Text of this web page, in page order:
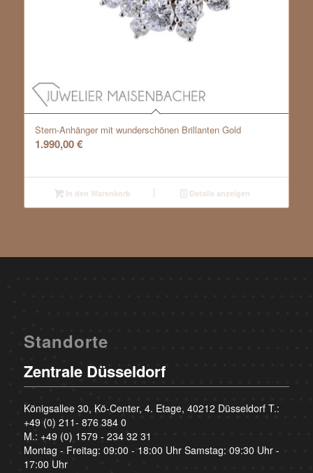
Stern-Anhänger mit wunderschönen Brillanten Gold
1.990,00€
In den Warenkorb Details anzeigen
Standorte
Zentrale Düsseldorf
Königsallee 30, Kö-Center, 4. Etage, 40212 Düsseldorf T.:
+49 (0) 211- 876 384 0
M.: +49 (0) 1579 - 234 32 31
Montag - Freitag: 09:00 - 18:00 Uhr Samstag: 09:30 Uhr -
17:00 Uhr